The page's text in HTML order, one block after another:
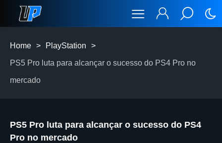
Home > PlayStation >
PS5 Pro luta para alcançar o sucesso do PS4 Pro no
mercado
PS5 Pro luta para alcançar o sucesso do PS4
Pro no mercado